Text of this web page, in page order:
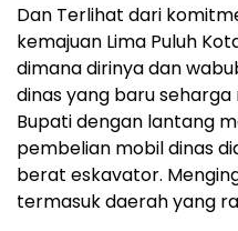
Dan Terlihat dari
kemajuan Lima Puluh
dimana dirinya dan
dinas yang baru
Bupati dengan lantang
pembelian mobil dinas
berat eskavator.
termasuk daerah yang